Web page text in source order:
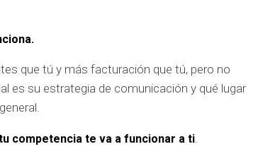
que tú y más facturación que tú, pero no
es su estrategia de comunicación y qué lugar
competencia te va a funcionar a ti.